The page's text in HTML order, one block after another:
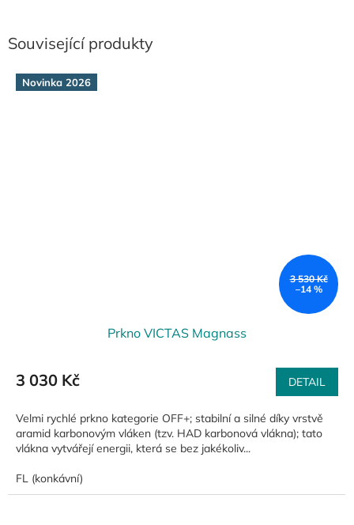
Související produkty
Novinka 2026
3 530 Kč
–14 %
Prkno VICTAS Magnass
3 030 Kč DETAIL
Velmi rychlé prkno kategorie OFF+; stabilní a silné díky vrstvě
aramid karbonovým vláken (tzv. HAD karbonová vlákna); tato
vlákna vytvářejí energii, která se bez jakékoliv...
FL (konkávní)